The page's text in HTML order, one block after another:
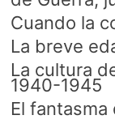
Cuando la
La breve
La cultura
1940-1945
El